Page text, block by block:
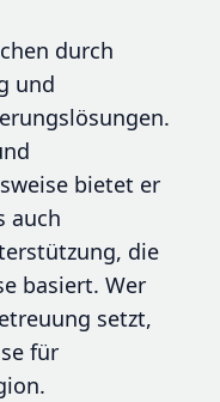
durch
und
bietet er
auch
die
basiert. Wer
setzt,
für